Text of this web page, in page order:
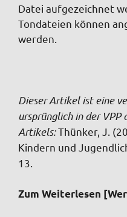
Datei aufgezeichnet
Tondateien können
werden.
Dieser Artikel ist eine
ursprünglich in der
Artikels:Thünker, J.
Kindern und
13.
Zum Weiterlesen